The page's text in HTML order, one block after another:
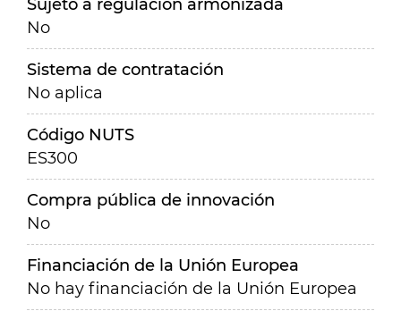
Sujeto a regulación armonizada
No
Sistema de contratación
No aplica
Código NUTS
ES300
Compra pública de innovación
No
Financiación de la Unión Europea
No hay financiación de la Unión Europea